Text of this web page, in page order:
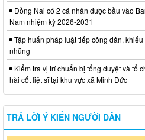
Đồng Nai có 2 cá nhân được bầu vào
Nam nhiệm kỳ 2026-2031
Tập huấn pháp luật tiếp công dân,
nhũng
Kiểm tra vị trí chuẩn bị tổng duyệt và tổ
hài cốt liệt sĩ tại khu vực xã Minh Đức
TRẢ LỜI Ý KIẾN NGƯỜI DÂN